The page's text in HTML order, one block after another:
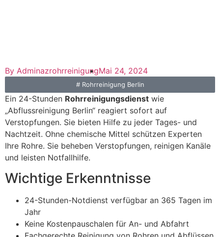
By AdminazrohrreinigungMai 24, 2024
# Rohrreinigung Berlin
Ein 24-Stunden Rohrreinigungsdienst wie
„Abflussreinigung Berlin“ reagiert sofort auf
Verstopfungen. Sie bieten Hilfe zu jeder Tages- und
Nachtzeit. Ohne chemische Mittel schützen Experten
Ihre Rohre. Sie beheben Verstopfungen, reinigen Kanäle
und leisten Notfallhilfe.
Wichtige Erkenntnisse
24-Stunden-Notdienst verfügbar an 365 Tagen im
Jahr
Keine Kostenpauschalen für An- und Abfahrt